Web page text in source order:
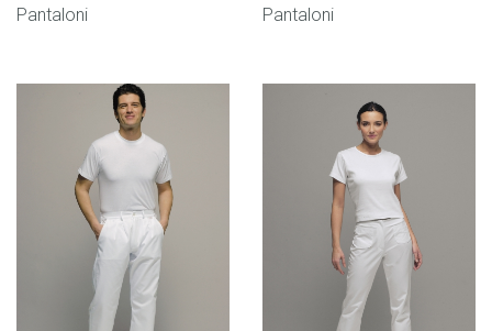
Pantaloni Pantaloni